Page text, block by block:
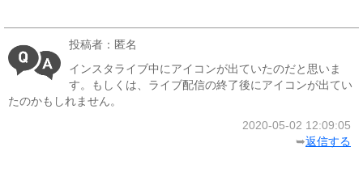
投稿者：匿名
インスタライブ中にアイコンが出ていたのだと思いま
す。もしくは、ライブ配信の終了後にアイコンが出てい
たのかもしれません。
2020-05-02 12:09:05
➥返信する